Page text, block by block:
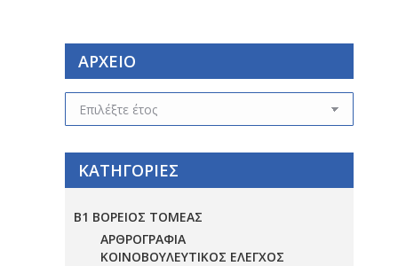
ΑΡΧΕΙΟ
ΑΡΧΕΙΟ
ΚΑΤΗΓΟΡΙΕΣ
Β1 ΒΟΡΕΙΟΣ ΤΟΜΕΑΣ
ΑΡΘΡΟΓΡΑΦΙΑ
ΚΟΙΝΟΒΟΥΛΕΥΤΙΚΟΣ ΕΛΕΓΧΟΣ